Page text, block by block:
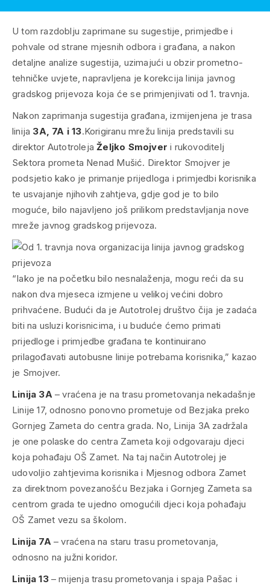
U tom razdoblju zaprimane su sugestije, primjedbe i
pohvale od strane mjesnih odbora i građana, a nakon
detaljne analize sugestija, uzimajući u obzir prometno-
tehničke uvjete, napravljena je korekcija linija javnog
gradskog prijevoza koja će se primjenjivati od 1. travnja.
Nakon zaprimanja sugestija građana, izmijenjena je trasa
linija 3A, 7A i 13.Korigiranu mrežu linija predstavili su
direktor AutotrolejaŽeljko Smojver i rukovoditelj
Sektora prometa Nenad Mušić. Direktor Smojver je
podsjetio kako je primanje prijedloga i primjedbi korisnika
te usvajanje njihovih zahtjeva, gdje god je to bilo
moguće, bilo najavljeno još prilikom predstavljanja nove
mreže javnog gradskog prijevoza.
“Iako je na početku bilo nesnalaženja, mogu reći da su
nakon dva mjeseca izmjene u velikoj većini dobro
prihvaćene. Budući da je Autotrolej društvo čija je zadaća
biti na usluzi korisnicima, i u buduće ćemo primati
prijedloge i primjedbe građana te kontinuirano
prilagođavati autobusne linije potrebama korisnika,” kazao
je Smojver.
Linija 3A– vraćena je na trasu prometovanja nekadašnje
Linije 17, odnosno ponovno prometuje od Bezjaka preko
Gornjeg Zameta do centra grada. No, Linija 3A zadržala
je one polaske do centra Zameta koji odgovaraju djeci
koja pohađaju OŠ Zamet. Na taj način Autotrolej je
udovoljio zahtjevima korisnika i Mjesnog odbora Zamet
za direktnom povezanošću Bezjaka i Gornjeg Zameta sa
centrom grada te ujedno omogućili djeci koja pohađaju
OŠ Zamet vezu sa školom.
Linija 7A– vraćena na staru trasu prometovanja,
odnosno na južni koridor.
Linija 13– mijenja trasu prometovanja i spaja Pašac i